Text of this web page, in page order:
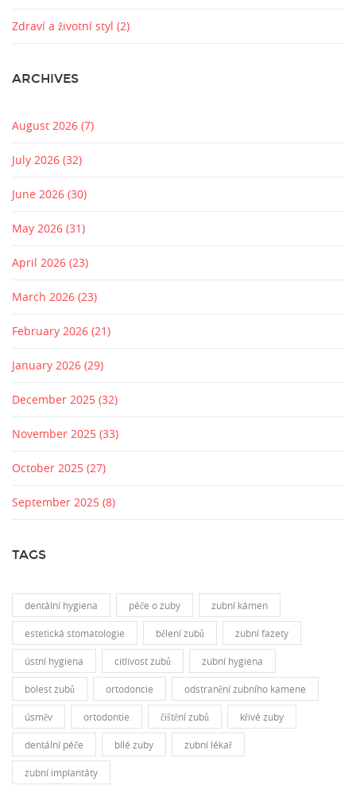
Zdraví a životní styl (2)
ARCHIVES
August 2026 (7)
July 2026 (32)
June 2026 (30)
May 2026 (31)
April 2026 (23)
March 2026 (23)
February 2026 (21)
January 2026 (29)
December 2025 (32)
November 2025 (33)
October 2025 (27)
September 2025 (8)
TAGS
dentální hygiena péče o zuby zubní kámen
estetická stomatologie bělení zubů zubní fazety
ústní hygiena citlivost zubů zubní hygiena
bolest zubů ortodoncie odstranění zubního kamene
úsměv ortodontie čištění zubů křivé zuby
dentální péče bílé zuby zubní lékař
zubní implantáty